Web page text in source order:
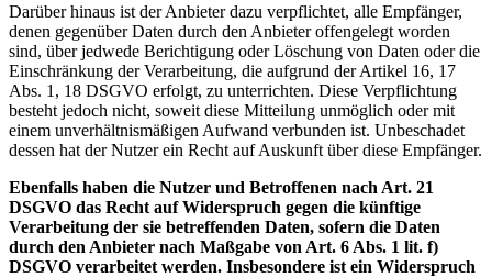
Darüber hinaus ist der Anbieter dazu verpflichtet, alle Empfänger,
denen gegenüber Daten durch den Anbieter offengelegt worden
sind, über jedwede Berichtigung oder Löschung von Daten oder die
Einschränkung der Verarbeitung, die aufgrund der Artikel 16, 17
Abs. 1, 18 DSGVO erfolgt, zu unterrichten. Diese Verpflichtung
besteht jedoch nicht, soweit diese Mitteilung unmöglich oder mit
einem unverhältnismäßigen Aufwand verbunden ist. Unbeschadet
dessen hat der Nutzer ein Recht auf Auskunft über diese Empfänger.
Ebenfalls haben die Nutzer und Betroffenen nach Art. 21
DSGVO das Recht auf Widerspruch gegen die künftige
Verarbeitung der sie betreffenden Daten, sofern die Daten
durch den Anbieter nach Maßgabe von Art. 6 Abs. 1 lit. f)
DSGVO verarbeitet werden. Insbesondere ist ein Widerspruch